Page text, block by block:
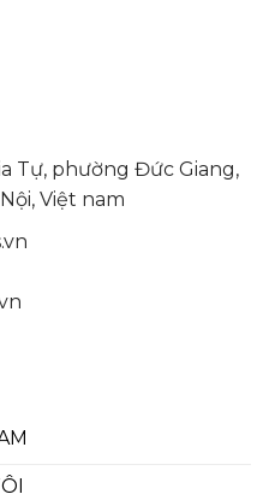
Tự, phường Đức Giang,
Việt nam